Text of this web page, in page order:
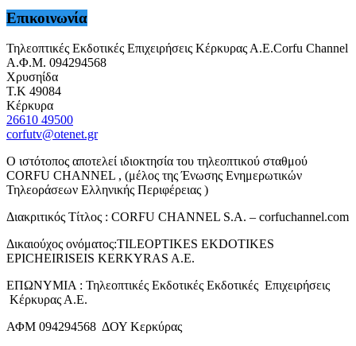
Επικοινωνία
Τηλεοπτικές Εκδοτικές Επιχειρήσεις Κέρκυρας Α.Ε.Corfu Channel
Α.Φ.Μ. 094294568
Χρυσηίδα
Τ.Κ 49084
Κέρκυρα
26610 49500
corfutv@otenet.gr
Ο ιστότοπος αποτελεί ιδιοκτησία του τηλεοπτικού σταθμού
CORFU CHANNEL , (μέλος της Ένωσης Ενημερωτικών
Τηλεοράσεων Ελληνικής Περιφέρειας )
Διακριτικός Τίτλος : CORFU CHANNEL S.A. – corfuchannel.com
Δικαιούχος ονόματος:TILEOPTIKES EKDOTIKES
EPICHEIRISEIS KERKYRAS A.E.
ΕΠΩΝΥΜΙΑ : Τηλεοπτικές Εκδοτικές Εκδοτικές Επιχειρήσεις
Κέρκυρας Α.Ε.
ΑΦΜ 094294568 ΔΟΥ Κερκύρας